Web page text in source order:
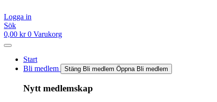
till
innehåll
Logga in
Sök
0,00 kr 0 Varukorg
Start
Bli medlem
Stäng Bli medlem Öppna Bli medlem
Nytt medlemskap